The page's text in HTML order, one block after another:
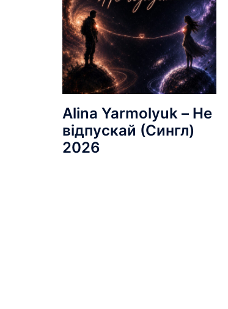
Alina Yarmolyuk – Не
відпускай (Сингл)
2026